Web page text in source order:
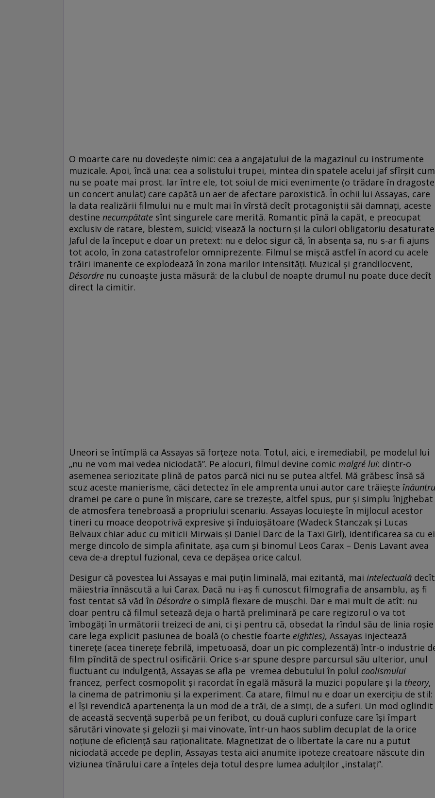
O moarte care nu dovedește nimic: cea a angajatului de la magazinul cu instrumente
muzicale. Apoi, încă una: cea a solistului trupei, mintea din spatele acelui jaf sfîrșit cum
nu se poate mai prost. Iar între ele, tot soiul de mici evenimente (o trădare în
un concert anulat) care capătă un aer de afectare paroxistică. În ochii lui Assayas, care
la data realizării filmului nu e mult mai în vîrstă decît protagoniștii săi damnați, aceste
destine necumpătate sînt singurele care merită. Romantic pînă la capăt, e preocupat
exclusiv de ratare, blestem, suicid; visează la nocturn și la culori obligatoriu
Jaful de la început e doar un pretext: nu e deloc sigur că, în absența sa, nu s-ar fi ajuns
tot acolo, în zona catastrofelor omniprezente. Filmul se mișcă astfel în acord cu acele
trăiri imanente ce explodează în zona marilor intensități. Muzical și grandilocvent,
Désordre nu cunoaște justa măsură: de la clubul de noapte drumul nu poate duce decît
direct la cimitir.
Uneori se întîmplă ca Assayas să forțeze nota. Totul, aici, e iremediabil, pe modelul lui
„nu ne vom mai vedea niciodată”. Pe alocuri, filmul devine comic malgré lui: dintr-o
asemenea seriozitate plină de patos parcă nici nu se putea altfel. Mă grăbesc însă să
scuz aceste manierisme, căci detectez în ele amprenta unui autor care trăiește
dramei pe care o pune în mișcare, care se trezește, altfel spus, pur și simplu înjghebat
de atmosfera tenebroasă a propriului scenariu. Assayas locuiește în mijlocul acestor
tineri cu moace deopotrivă expresive și înduioșătoare (Wadeck Stanczak și Lucas
Belvaux chiar aduc cu miticii Mirwais și Daniel Darc de la Taxi Girl), identificarea sa cu ei
merge dincolo de simpla afinitate, așa cum și binomul Leos Carax – Denis Lavant avea
ceva de-a dreptul fuzional, ceva ce depășea orice calcul.
Desigur că povestea lui Assayas e mai puțin liminală, mai ezitantă, mai intelectuală decît
măiestria înnăscută a lui Carax. Dacă nu i-aș fi cunoscut filmografia de ansamblu, aș fi
fost tentat să văd în Désordre o simplă flexare de mușchi. Dar e mai mult de atît: nu
doar pentru că filmul setează deja o hartă preliminară pe care regizorul o va tot
îmbogăți în următorii treizeci de ani, ci și pentru că, obsedat la rîndul său de linia roșie
care lega explicit pasiunea de boală (o chestie foarte eighties), Assayas injectează
tinerețe (acea tinerețe febrilă, impetuoasă, doar un pic complezentă) într-o industrie
film pîndită de spectrul osificării. Orice s-ar spune despre parcursul său ulterior, unul
fluctuant cu indulgență, Assayas se afla pe vremea debutului în polul coolismului
francez, perfect cosmopolit și racordat în egală măsură la muzici populare și la theory,
la cinema de patrimoniu și la experiment. Ca atare, filmul nu e doar un exercițiu de stil:
el își revendică apartenența la un mod de a trăi, de a simți, de a suferi. Un mod oglindit
de această secvență superbă pe un feribot, cu două cupluri confuze care își împart
sărutări vinovate și gelozii și mai vinovate, într-un haos sublim decuplat de la orice
noțiune de eficiență sau raționalitate. Magnetizat de o libertate la care nu a putut
niciodată accede pe deplin, Assayas testa aici anumite ipoteze creatoare născute din
viziunea tînărului care a înțeles deja totul despre lumea adulților „instalați”.